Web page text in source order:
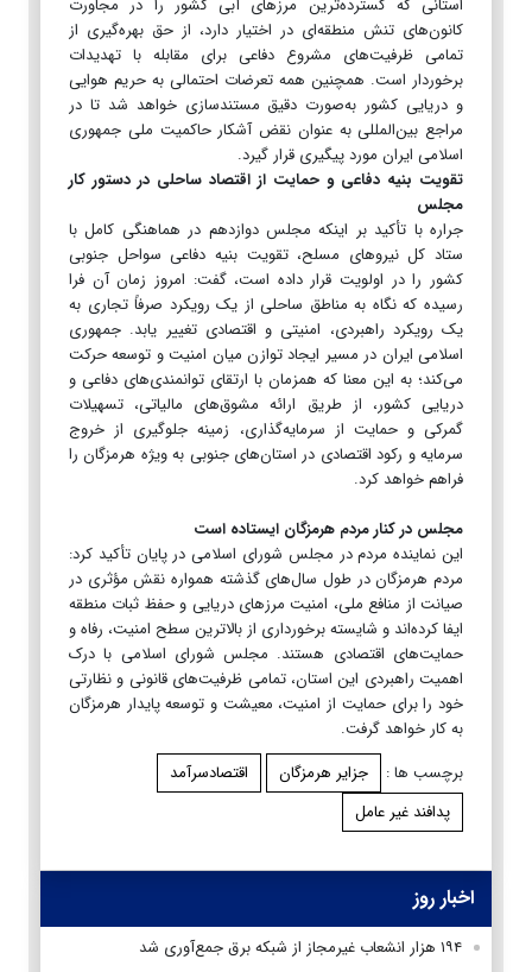
استانی که گسترده‌ترین مرزهای آبی کشور را در مجاورت
کانون‌های تنش منطقه‌ای در اختیار دارد، از حق بهره‌گیری از
تمامی ظرفیت‌های مشروع دفاعی برای مقابله با تهدیدات
برخوردار است. همچنین همه تعرضات احتمالی به حریم هوایی
و دریایی کشور به‌صورت دقیق مستندسازی خواهد شد تا در
مراجع بین‌المللی به عنوان نقض آشکار حاکمیت ملی جمهوری
اسلامی ایران مورد پیگیری قرار گیرد.
تقویت بنیه دفاعی و حمایت از اقتصاد ساحلی در دستور کار
مجلس
جراره با تأکید بر اینکه مجلس دوازدهم در هماهنگی کامل با
ستاد کل نیروهای مسلح، تقویت بنیه دفاعی سواحل جنوبی
کشور را در اولویت قرار داده است، گفت: امروز زمان آن فرا
رسیده که نگاه به مناطق ساحلی از یک رویکرد صرفاً تجاری به
یک رویکرد راهبردی، امنیتی و اقتصادی تغییر یابد. جمهوری
اسلامی ایران در مسیر ایجاد توازن میان امنیت و توسعه حرکت
می‌کند؛ به این معنا که همزمان با ارتقای توانمندی‌های دفاعی و
دریایی کشور، از طریق ارائه مشوق‌های مالیاتی، تسهیلات
گمرکی و حمایت از سرمایه‌گذاری، زمینه جلوگیری از خروج
سرمایه و رکود اقتصادی در استان‌های جنوبی به ویژه هرمزگان را
فراهم خواهد کرد.
مجلس در کنار مردم هرمزگان ایستاده است
این نماینده مردم در مجلس شورای اسلامی در پایان تأکید کرد:
مردم هرمزگان در طول سال‌های گذشته همواره نقش مؤثری در
صیانت از منافع ملی، امنیت مرزهای دریایی و حفظ ثبات منطقه
ایفا کرده‌اند و شایسته برخورداری از بالاترین سطح امنیت، رفاه و
حمایت‌های اقتصادی هستند. مجلس شورای اسلامی با درک
اهمیت راهبردی این استان، تمامی ظرفیت‌های قانونی و نظارتی
خود را برای حمایت از امنیت، معیشت و توسعه پایدار هرمزگان
به کار خواهد گرفت.
برچسب ها :
جزایر هرمزگان
اقتصادسرآمد
پدافند غیر عامل
اخبار روز
۱۹۴ هزار انشعاب غیرمجاز از شبکه برق جمع‌آوری شد